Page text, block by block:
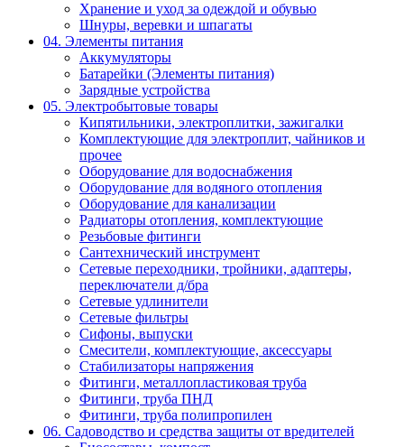
Хранение и уход за одеждой и обувью
Шнуры, веревки и шпагаты
04. Элементы питания
Аккумуляторы
Батарейки (Элементы питания)
Зарядные устройства
05. Электробытовые товары
Кипятильники, электроплитки, зажигалки
Комплектующие для электроплит, чайников и
прочее
Оборудование для водоснабжения
Оборудование для водяного отопления
Оборудование для канализации
Радиаторы отопления, комплектующие
Резьбовые фитинги
Сантехнический инструмент
Сетевые переходники, тройники, адаптеры,
переключатели д/бра
Сетевые удлинители
Сетевые фильтры
Сифоны, выпуски
Смесители, комплектующие, аксессуары
Стабилизаторы напряжения
Фитинги, металлопластиковая труба
Фитинги, труба ПНД
Фитинги, труба полипропилен
06. Садоводство и средства защиты от вредителей